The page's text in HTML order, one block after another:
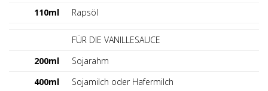
110ml
Rapsöl
FÜR DIE VANILLESAUCE
200ml
Sojarahm
400ml
Sojamilch oder Hafermilch